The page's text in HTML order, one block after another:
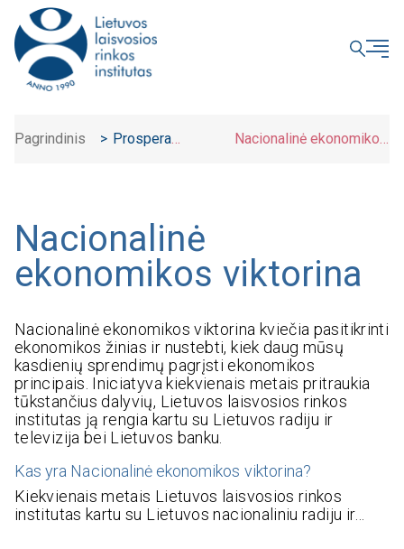
Pagrindinis > Prospera
Nacionalinė ekonomikos
Nacionalinė
ekonomikos viktorina
Nacionalinė ekonomikos viktorina kviečia pasitikrinti
ekonomikos žinias ir nustebti, kiek daug mūsų
kasdienių sprendimų pagrįsti ekonomikos
principais. Iniciatyva kiekvienais metais pritraukia
tūkstančius dalyvių, Lietuvos laisvosios rinkos
institutas ją rengia kartu su Lietuvos radiju ir
televizija bei Lietuvos banku.
Kas yra Nacionalinė ekonomikos viktorina?
Kiekvienais metais Lietuvos laisvosios rinkos
institutas kartu su Lietuvos nacionaliniu radiju ir…
UŽDARYTI